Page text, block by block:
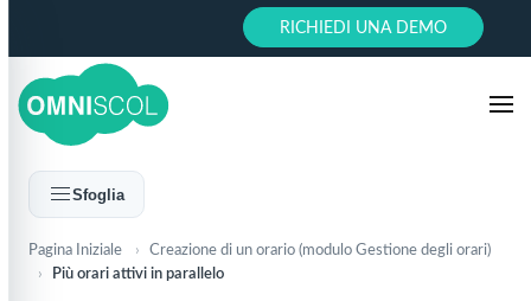
RICHIEDI UNA DEMO
Sfoglia
Pagina Iniziale ›
Creazione di un orario (modulo Gestione degli orari)
›
Più orari attivi in parallelo